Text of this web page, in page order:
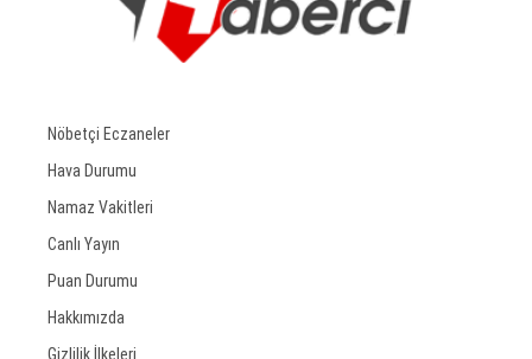
Nöbetçi Eczaneler
Hava Durumu
Namaz Vakitleri
Canlı Yayın
Puan Durumu
Hakkımızda
Gizlilik İlkeleri